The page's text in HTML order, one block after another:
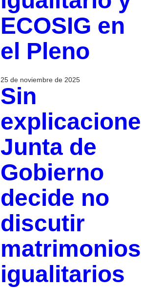
ECOSIG en
el Pleno
25 de noviembre de 2025
Sin
Junta de
Gobierno
decide no
discutir
matrimonios
igualitarios